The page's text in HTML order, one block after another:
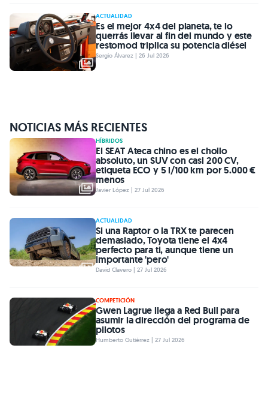
ACTUALIDAD
Es el mejor 4x4 del planeta, te lo
querrás llevar al fin del mundo y este
restomod triplica su potencia diésel
Sergio Álvarez | 26 Jul 2026
NOTICIAS MÁS RECIENTES
HÍBRIDOS
El SEAT Ateca chino es el chollo
absoluto, un SUV con casi 200 CV,
etiqueta ECO y 5 l/100 km por 5.000 €
menos
Javier López | 27 Jul 2026
ACTUALIDAD
Si una Raptor o la TRX te parecen
demasiado, Toyota tiene el 4x4
perfecto para ti, aunque tiene un
importante 'pero'
David Clavero | 27 Jul 2026
COMPETICIÓN
Gwen Lagrue llega a Red Bull para
asumir la dirección del programa de
pilotos
Humberto Gutiérrez | 27 Jul 2026